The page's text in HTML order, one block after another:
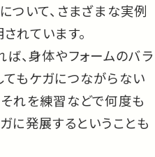
ついて、さまざまな実例
れています。
ば、身体やフォームのバラ
てもケガにつながらない
それを練習などで何度も
に発展するということも